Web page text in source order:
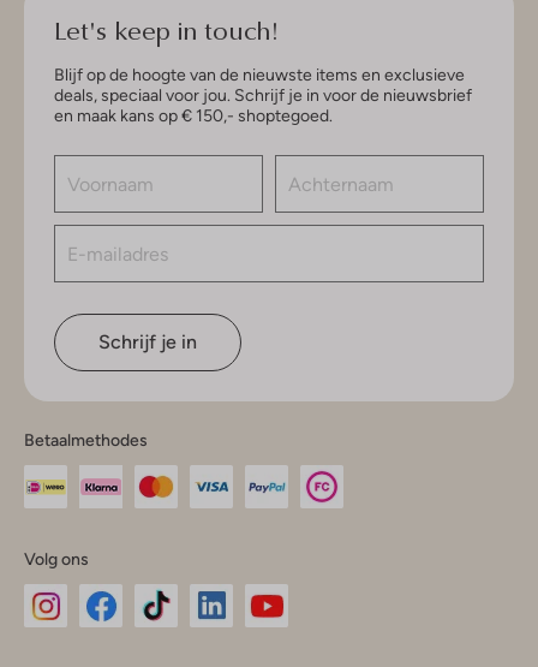
Let's keep in touch!
Blijf op de hoogte van de nieuwste items en exclusieve
deals, speciaal voor jou. Schrijf je in voor de nieuwsbrief
en maak kans op € 150,- shoptegoed.
Schrijf je in
Betaalmethodes
Volg ons